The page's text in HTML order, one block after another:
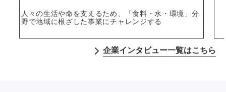
選択する
人々の生活や命を支えるため、「食料・水・環境」分
野で地域に根ざした事業にチャレンジする
企業インタビュー一覧はこちら